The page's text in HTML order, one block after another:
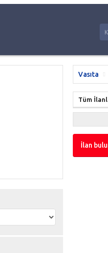
Vasıta
Tüm
İlan